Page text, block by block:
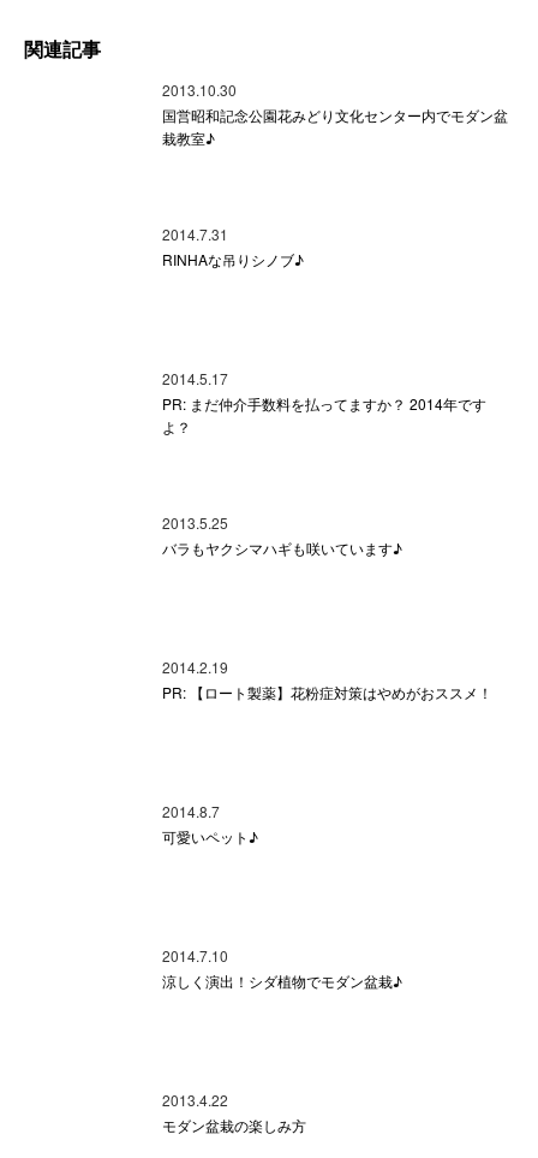
関連記事
2013.10.30
国営昭和記念公園花みどり文化センター内でモダン盆
栽教室♪
2014.7.31
RINHAな吊りシノブ♪
2014.5.17
PR: まだ仲介手数料を払ってますか？ 2014年です
よ？
2013.5.25
バラもヤクシマハギも咲いています♪
2014.2.19
PR: 【ロート製薬】花粉症対策はやめがおススメ！
2014.8.7
可愛いペット♪
2014.7.10
涼しく演出！シダ植物でモダン盆栽♪
2013.4.22
モダン盆栽の楽しみ方